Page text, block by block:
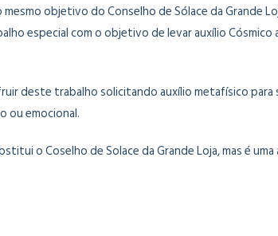
objetivo do Conselho de Sólace da Grande
especial com o objetivo de levar auxílio Cósmico
deste trabalho solicitando auxílio metafísico para
ou emocional.
o Coselho de Solace da Grande Loja, mas é